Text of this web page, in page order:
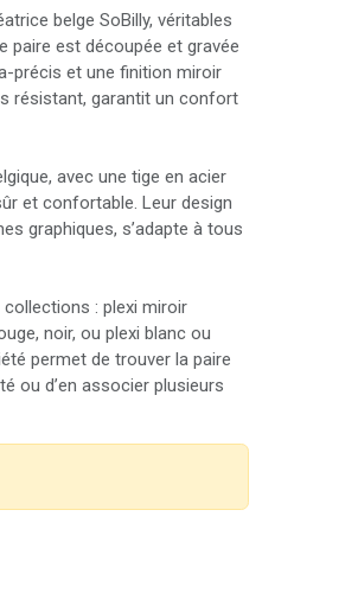
belge SoBilly, véritables
paire est découpée et gravée
précis et une finition miroir
résistant, garantit un confort
avec une tige en acier
et confortable. Leur design
graphiques, s’adapte à tous
: plexi miroir
noir, ou plexi blanc ou
permet de trouver la paire
ou d’en associer plusieurs